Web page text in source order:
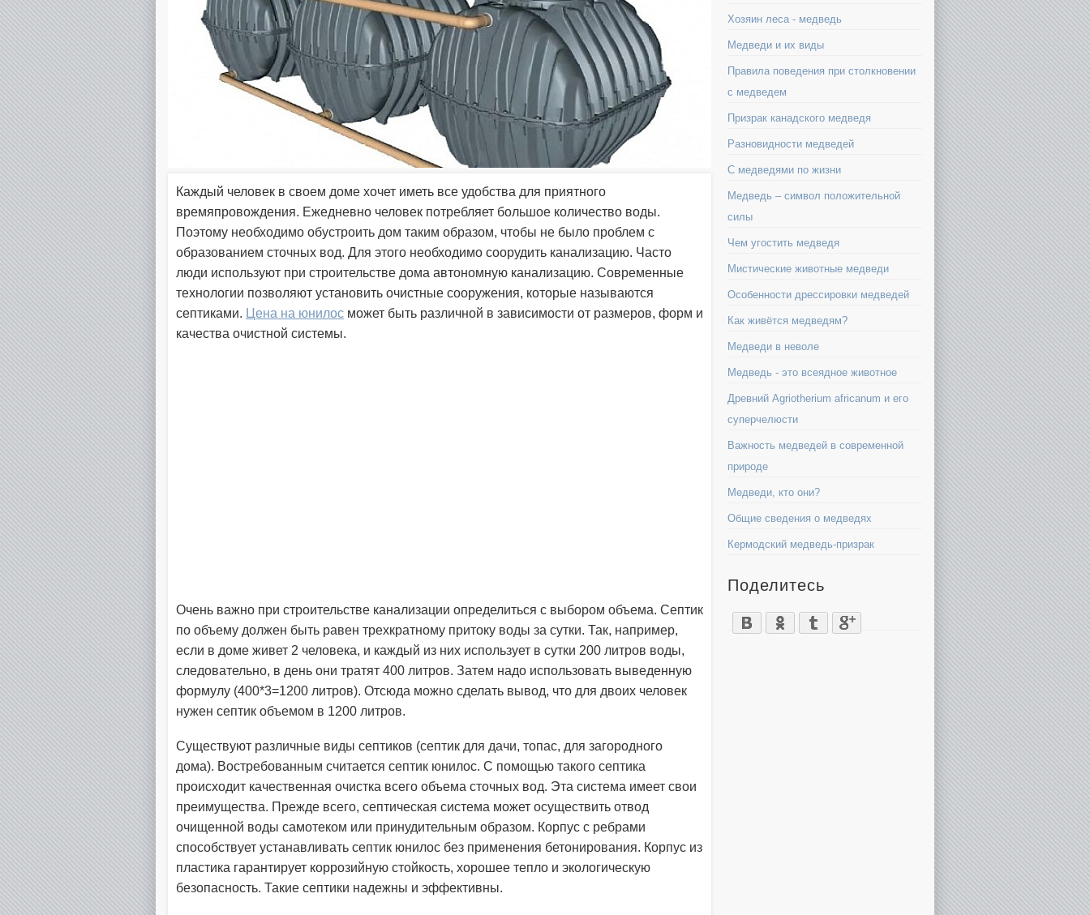
Каждый человек в своем доме хочет иметь все удобства для приятного
времяпровождения. Ежедневно человек потребляет большое количество воды.
Поэтому необходимо обустроить дом таким образом, чтобы не было проблем с
образованием сточных вод. Для этого необходимо соорудить канализацию. Часто
люди используют при строительстве дома автономную канализацию. Современные
технологии позволяют установить очистные сооружения, которые называются
септиками. Цена на юнилос может быть различной в зависимости от размеров, форм и
качества очистной системы.
Очень важно при строительстве канализации определиться с выбором объема. Септик
по объему должен быть равен трехкратному притоку воды за сутки. Так, например,
если в доме живет 2 человека, и каждый из них использует в сутки 200 литров воды,
следовательно, в день они тратят 400 литров. Затем надо использовать выведенную
формулу (400*3=1200 литров). Отсюда можно сделать вывод, что для двоих человек
нужен септик объемом в 1200 литров.
Существуют различные виды септиков (септик для дачи, топас, для загородного
дома). Востребованным считается септик юнилос. С помощью такого септика
происходит качественная очистка всего объема сточных вод. Эта система имеет свои
преимущества. Прежде всего, септическая система может осуществить отвод
очищенной воды самотеком или принудительным образом. Корпус с ребрами
способствует устанавливать септик юнилос без применения бетонирования. Корпус из
пластика гарантирует коррозийную стойкость, хорошее тепло и экологическую
безопасность. Такие септики надежны и эффективны.
Хозяин леса - медведь
Медведи и их виды
Правила поведения при столкновении
с медведем
Призрак канадского медведя
Разновидности медведей
С медведями по жизни
Медведь – символ положительной
силы
Чем угостить медведя
Мистические животные медведи
Особенности дрессировки медведей
Как живётся медведям?
Медведи в неволе
Медведь - это всеядное животное
Древний Agriotherium africanum и его
суперчелюсти
Важность медведей в современной
природе
Медведи, кто они?
Общие сведения о медведях
Кермодский медведь-призрак
Поделитесь